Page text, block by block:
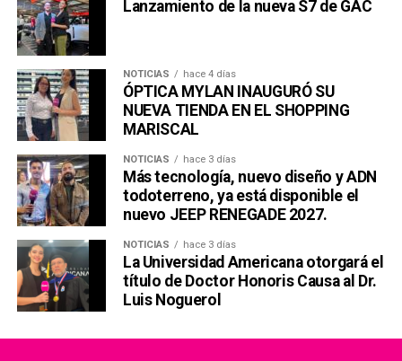
Lanzamiento de la nueva S7 de GAC
NOTICIAS hace 4 días
ÓPTICA MYLAN INAUGURÓ SU
NUEVA TIENDA EN EL SHOPPING
MARISCAL
NOTICIAS hace 3 días
Más tecnología, nuevo diseño y ADN
todoterreno, ya está disponible el
nuevo JEEP RENEGADE 2027.
NOTICIAS hace 3 días
La Universidad Americana otorgará el
título de Doctor Honoris Causa al Dr.
Luis Noguerol